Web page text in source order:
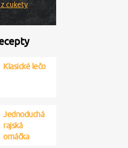
cukety
Klasické lečo
Jednoduchá
rajská
omáčka